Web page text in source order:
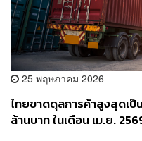
25 พฤษภาคม 2026
ไทยขาดดุลการค้าสูงสุดเ
ล้านบาท ในเดือน เม.ย.